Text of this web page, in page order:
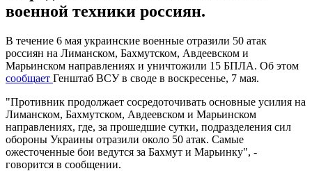
военной техники россиян.
В течение 6 мая украинские военные отразили 50 атак
россиян на Лиманском, Бахмутском, Авдеевском и
Марьинском направлениях и уничтожили 15 БПЛА. Об этом
сообщает Генштаб ВСУ в своде в воскресенье, 7 мая.
"Противник продолжает сосредоточивать основные усилия на
Лиманском, Бахмутском, Авдеевском и Марьинском
направлениях, где, за прошедшие сутки, подразделения сил
обороны Украины отразили около 50 атак. Самые
ожесточенные бои ведутся за Бахмут и Марьинку", -
говорится в сообщении.